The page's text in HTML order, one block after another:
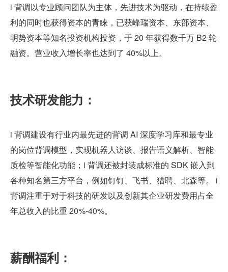
i 背调以专业顾问团队为主体，先进技术为驱动，在持续盈
利的同时也获得资本的青睐，已获峰瑞资本、东部资本、
明势资本等知名投资机构投资，于 20 年获得数千万 B2 轮
融资。营业收入增长率也达到了 40%以上。
技术研发能力：
i 背调建设有行业内最先进的背调 AI 深度学习库和最专业
的岗位背调模型，实现机器人访谈、报告语义解析、智能
质检等智能化功能；i 背调还被封装成标准的 SDK 嵌入到
各种知名第三方平台，例如钉钉、飞书、猎聘、北森等。 i
背调注重于对于科技的研发以及创新其企业研发费用占全
年总收入的比重 20%-40%。
薪酬福利：